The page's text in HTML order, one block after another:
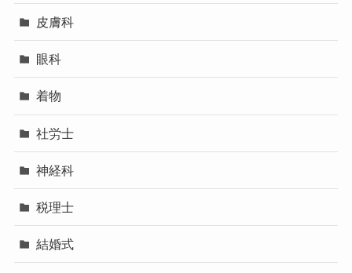
皮膚科
眼科
着物
社労士
神経科
税理士
結婚式